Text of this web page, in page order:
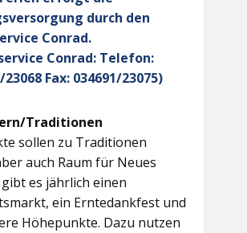
durch den
Conrad.
Conrad: Telefon:
23068 Fax: 034691/23075)
Traditionen
sollen zu Traditionen
auch Raum für Neues
gibt es jährlich einen
ein Erntedankfest und
Höhepunkte. Dazu nutzen